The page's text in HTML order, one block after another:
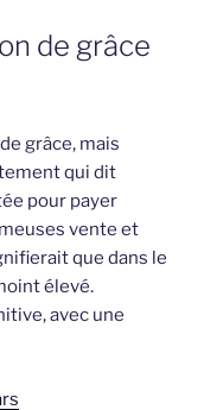
de grâce
grâce, mais
qui dit
pour payer
vente et
que dans le
élevé.
avec une